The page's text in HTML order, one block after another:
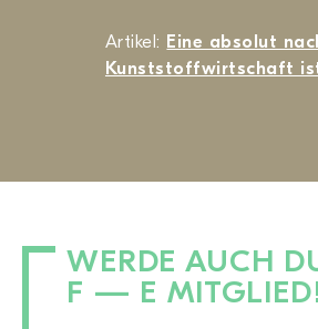
Artikel: Eine absolut
Kunststoffwirtschaft
WERDE AUCH
F — E